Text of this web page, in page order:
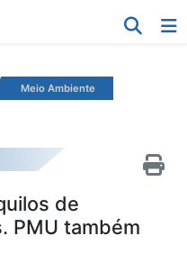
Meio Ambiente
de
PMU também